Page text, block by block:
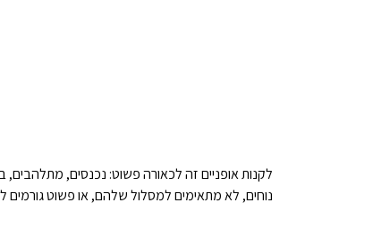
לקנות אופניים זה לכאורה פשוט: נכנסים,
נוחים, לא מתאימים למסלול שלהם, או פשוט גורמים